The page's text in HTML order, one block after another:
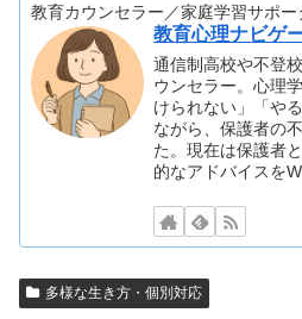
教育カウンセラー／家庭学習サポー
教育心理ナビゲ
通信制高校や不登
ウンセラー。心理
けられない」「や
ながら、保護者の
た。現在は保護者
的なアドバイスを
多様な生き方・個別対応